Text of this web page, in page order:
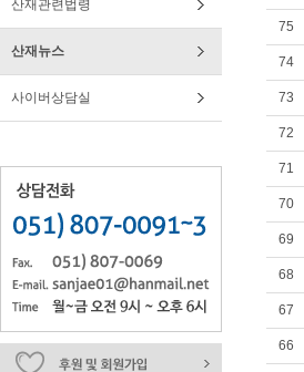
산재관련법령
산재뉴스
사이버상담실
75
74
73
72
71
70
69
68
67
66